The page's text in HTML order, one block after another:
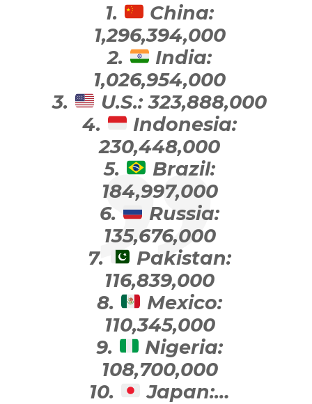
1.
China:
1,296,394,000
2.
India:
1,026,954,000
3.
U.S.: 323,888,000
4.
Indonesia:
230,448,000
5.
Brazil:
184,997,000
6.
Russia:
135,676,000
7.
Pakistan:
116,839,000
8.
Mexico:
110,345,000
9.
Nigeria:
108,700,000
10.
Japan:…